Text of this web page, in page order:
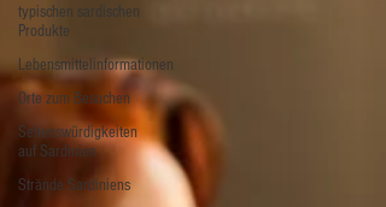
typischen sardischen
Produkte
Lebensmittelinformationen
Orte zum Besuchen
Sehenswürdigkeiten
auf Sardinien
Strände Sardiniens